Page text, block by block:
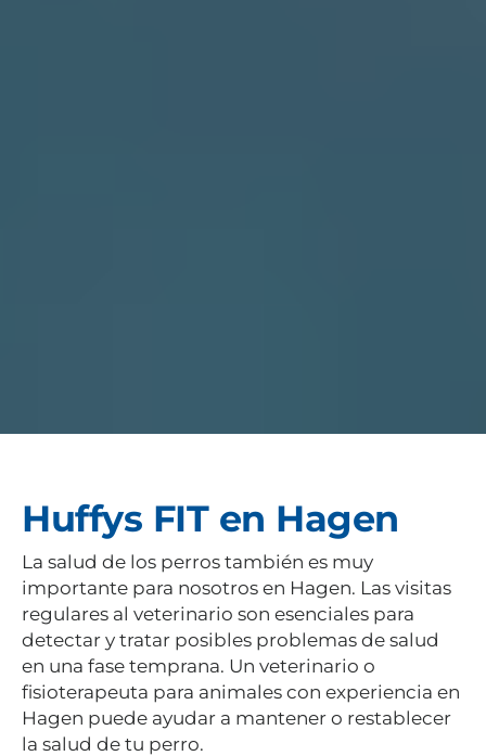
Huffys FIT en Hagen
La salud de los perros también es muy
importante para nosotros en Hagen. Las visitas
regulares al veterinario son esenciales para
detectar y tratar posibles problemas de salud
en una fase temprana. Un veterinario o
fisioterapeuta para animales con experiencia en
Hagen puede ayudar a mantener o restablecer
la salud de tu perro.